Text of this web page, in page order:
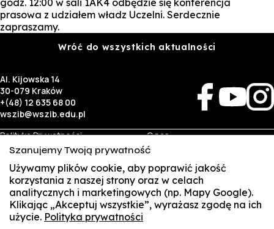
godz. 12:00 w sali 1AK4 odbędzie się konferencja
prasowa z udziałem władz Uczelni. Serdecznie
zapraszamy.
Wróć do wszystkich aktualności
Al. Kijowska 14
30-079 Kraków
+(48) 12 635 68 00
wszib@wszib.edu.pl
Polityka Prywatności
RODO
Identyfikacja wizualna
O nas
Rekrutacja
Studia
Kontakt
Biznes
Wynajem sal
Targi pracy
Student
Multis Multum
Szanujemy Twoją prywatność
Używamy plików cookie, aby poprawić jakość
korzystania z naszej strony oraz w celach
analitycznych i marketingowych (np. Mapy Google).
Klikając „Akceptuj wszystkie”, wyrażasz zgodę na ich
użycie. Polityka prywatności